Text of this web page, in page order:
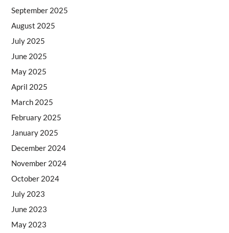
September 2025
August 2025
July 2025
June 2025
May 2025
April 2025
March 2025
February 2025
January 2025
December 2024
November 2024
October 2024
July 2023
June 2023
May 2023